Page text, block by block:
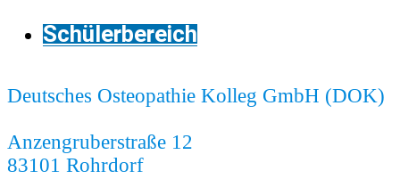
Schülerbereich
Deutsches Osteopathie Kolleg GmbH (DOK)
Anzengruberstraße 12
83101 Rohrdorf